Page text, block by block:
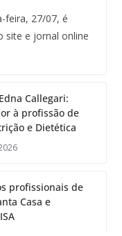
feira, 27/07, é
site e jornal online
Callegari:
à profissão de
e Dietética
profissionais de
Casa e